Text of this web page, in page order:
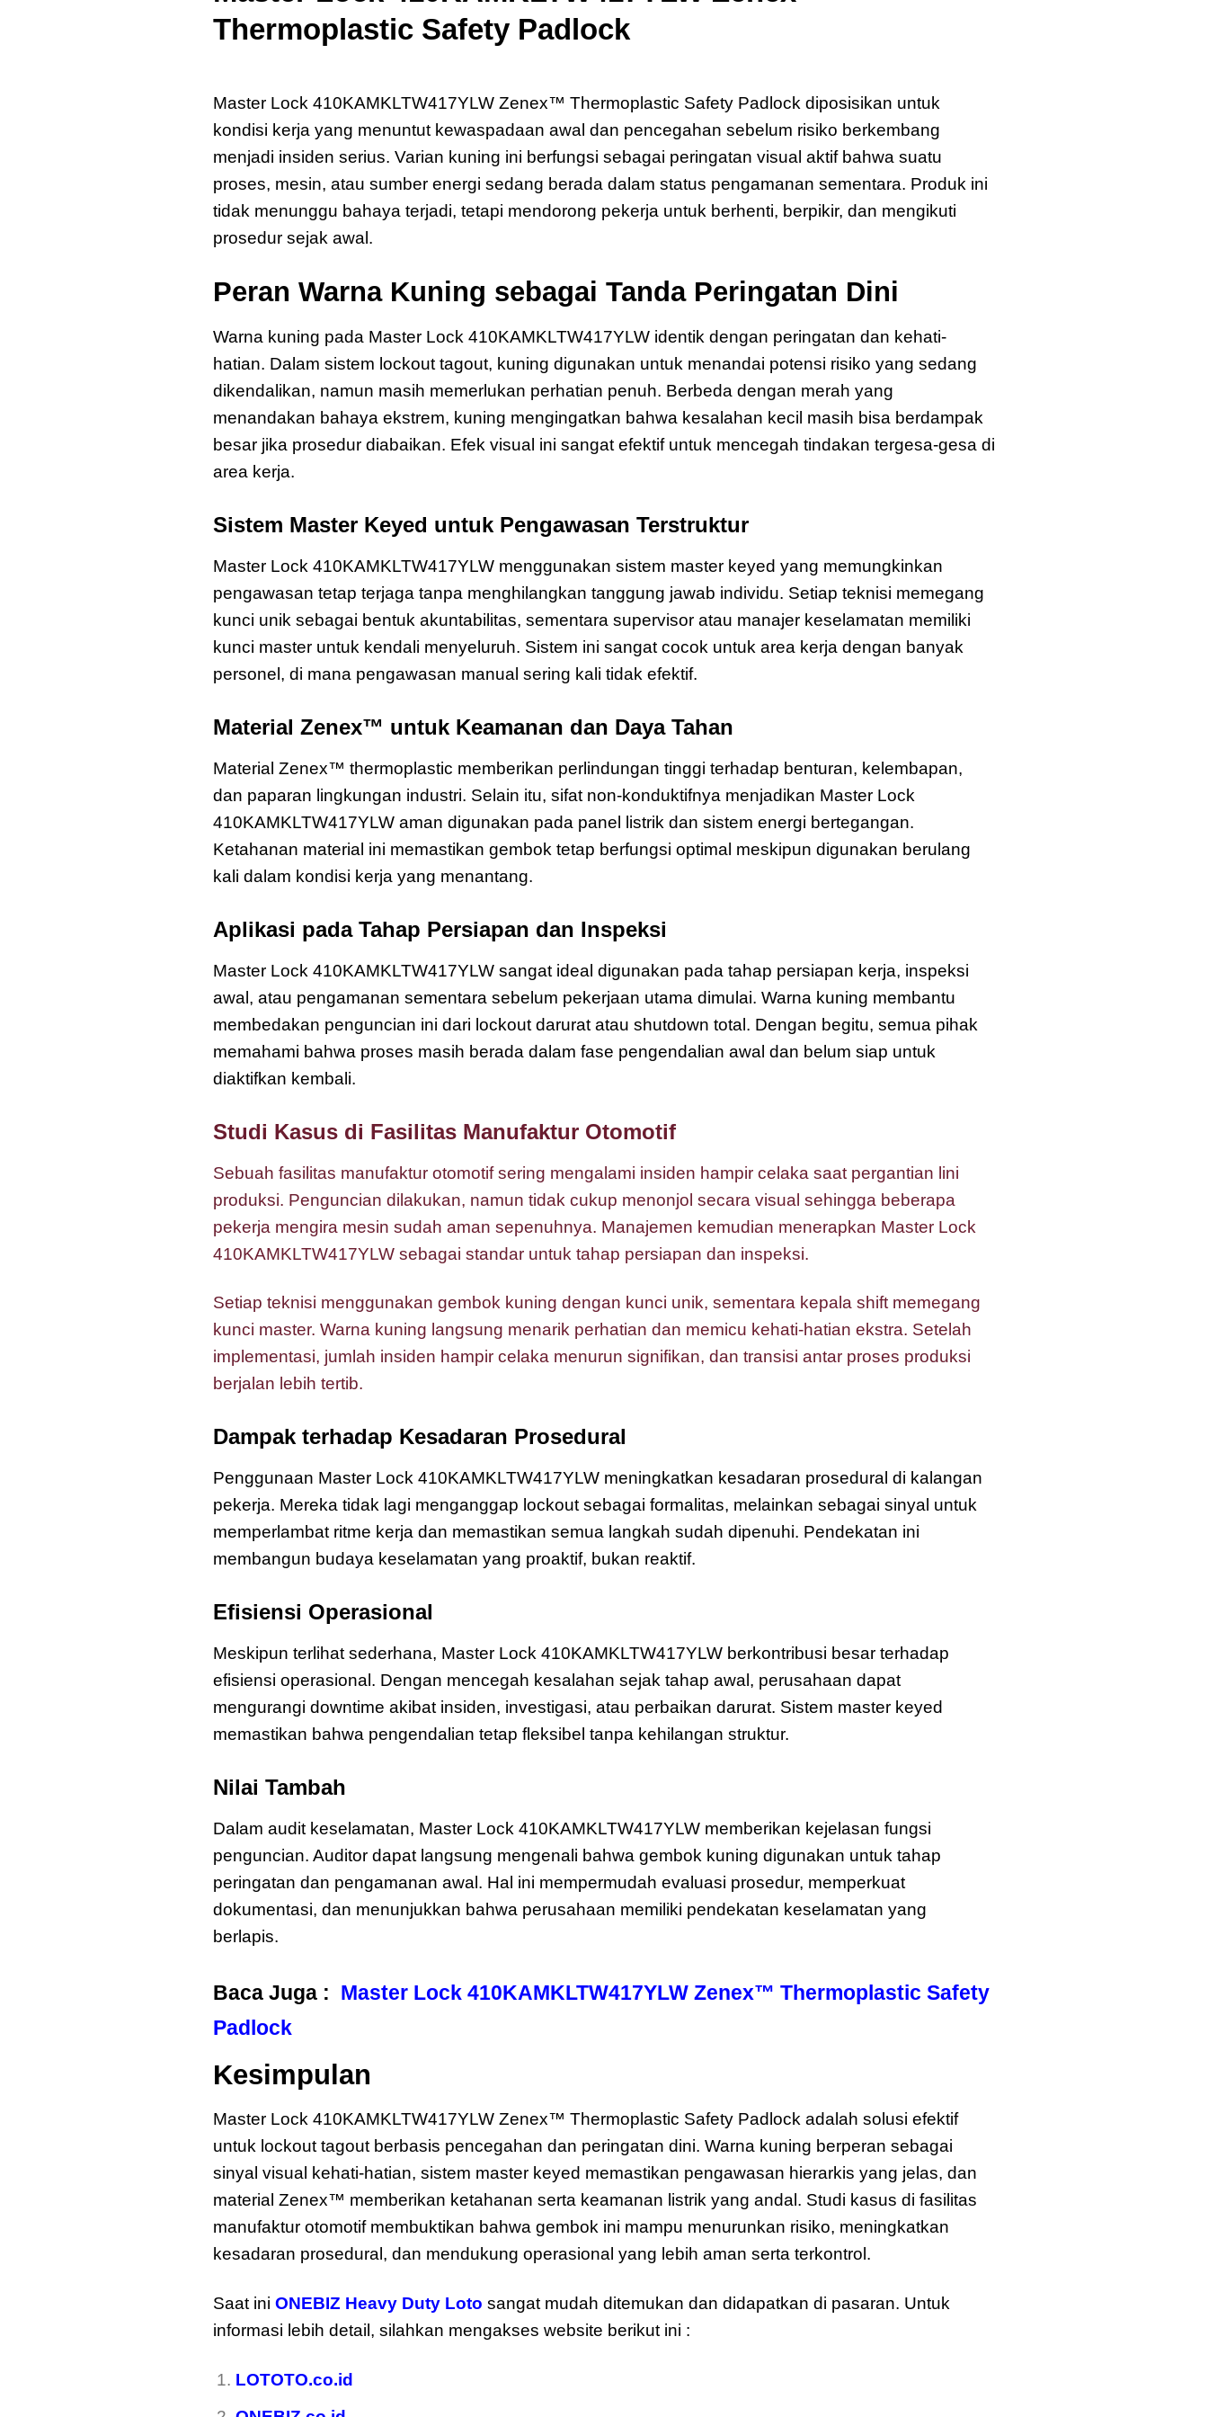
Thermoplastic Safety Padlock
Master Lock 410KAMKLTW417YLW Zenex™ Thermoplastic Safety Padlock diposisikan untuk
kondisi kerja yang menuntut kewaspadaan awal dan pencegahan sebelum risiko berkembang
menjadi insiden serius. Varian kuning ini berfungsi sebagai peringatan visual aktif bahwa suatu
proses, mesin, atau sumber energi sedang berada dalam status pengamanan sementara. Produk ini
tidak menunggu bahaya terjadi, tetapi mendorong pekerja untuk berhenti, berpikir, dan mengikuti
prosedur sejak awal.
Peran Warna Kuning sebagai Tanda Peringatan Dini
Warna kuning pada Master Lock 410KAMKLTW417YLW identik dengan peringatan dan kehati-
hatian. Dalam sistem lockout tagout, kuning digunakan untuk menandai potensi risiko yang sedang
dikendalikan, namun masih memerlukan perhatian penuh. Berbeda dengan merah yang
menandakan bahaya ekstrem, kuning mengingatkan bahwa kesalahan kecil masih bisa berdampak
besar jika prosedur diabaikan. Efek visual ini sangat efektif untuk mencegah tindakan tergesa-gesa di
area kerja.
Sistem Master Keyed untuk Pengawasan Terstruktur
Master Lock 410KAMKLTW417YLW menggunakan sistem master keyed yang memungkinkan
pengawasan tetap terjaga tanpa menghilangkan tanggung jawab individu. Setiap teknisi memegang
kunci unik sebagai bentuk akuntabilitas, sementara supervisor atau manajer keselamatan memiliki
kunci master untuk kendali menyeluruh. Sistem ini sangat cocok untuk area kerja dengan banyak
personel, di mana pengawasan manual sering kali tidak efektif.
Material Zenex™ untuk Keamanan dan Daya Tahan
Material Zenex™ thermoplastic memberikan perlindungan tinggi terhadap benturan, kelembapan,
dan paparan lingkungan industri. Selain itu, sifat non-konduktifnya menjadikan Master Lock
410KAMKLTW417YLW aman digunakan pada panel listrik dan sistem energi bertegangan.
Ketahanan material ini memastikan gembok tetap berfungsi optimal meskipun digunakan berulang
kali dalam kondisi kerja yang menantang.
Aplikasi pada Tahap Persiapan dan Inspeksi
Master Lock 410KAMKLTW417YLW sangat ideal digunakan pada tahap persiapan kerja, inspeksi
awal, atau pengamanan sementara sebelum pekerjaan utama dimulai. Warna kuning membantu
membedakan penguncian ini dari lockout darurat atau shutdown total. Dengan begitu, semua pihak
memahami bahwa proses masih berada dalam fase pengendalian awal dan belum siap untuk
diaktifkan kembali.
Studi Kasus di Fasilitas Manufaktur Otomotif
Sebuah fasilitas manufaktur otomotif sering mengalami insiden hampir celaka saat pergantian lini
produksi. Penguncian dilakukan, namun tidak cukup menonjol secara visual sehingga beberapa
pekerja mengira mesin sudah aman sepenuhnya. Manajemen kemudian menerapkan Master Lock
410KAMKLTW417YLW sebagai standar untuk tahap persiapan dan inspeksi.
Setiap teknisi menggunakan gembok kuning dengan kunci unik, sementara kepala shift memegang
kunci master. Warna kuning langsung menarik perhatian dan memicu kehati-hatian ekstra. Setelah
implementasi, jumlah insiden hampir celaka menurun signifikan, dan transisi antar proses produksi
berjalan lebih tertib.
Dampak terhadap Kesadaran Prosedural
Penggunaan Master Lock 410KAMKLTW417YLW meningkatkan kesadaran prosedural di kalangan
pekerja. Mereka tidak lagi menganggap lockout sebagai formalitas, melainkan sebagai sinyal untuk
memperlambat ritme kerja dan memastikan semua langkah sudah dipenuhi. Pendekatan ini
membangun budaya keselamatan yang proaktif, bukan reaktif.
Efisiensi Operasional
Meskipun terlihat sederhana, Master Lock 410KAMKLTW417YLW berkontribusi besar terhadap
efisiensi operasional. Dengan mencegah kesalahan sejak tahap awal, perusahaan dapat
mengurangi downtime akibat insiden, investigasi, atau perbaikan darurat. Sistem master keyed
memastikan bahwa pengendalian tetap fleksibel tanpa kehilangan struktur.
Nilai Tambah
Dalam audit keselamatan, Master Lock 410KAMKLTW417YLW memberikan kejelasan fungsi
penguncian. Auditor dapat langsung mengenali bahwa gembok kuning digunakan untuk tahap
peringatan dan pengamanan awal. Hal ini mempermudah evaluasi prosedur, memperkuat
dokumentasi, dan menunjukkan bahwa perusahaan memiliki pendekatan keselamatan yang
berlapis.
Baca Juga : Master Lock 410KAMKLTW417YLW Zenex™ Thermoplastic Safety
Padlock
Kesimpulan
Master Lock 410KAMKLTW417YLW Zenex™ Thermoplastic Safety Padlock adalah solusi efektif
untuk lockout tagout berbasis pencegahan dan peringatan dini. Warna kuning berperan sebagai
sinyal visual kehati-hatian, sistem master keyed memastikan pengawasan hierarkis yang jelas, dan
material Zenex™ memberikan ketahanan serta keamanan listrik yang andal. Studi kasus di fasilitas
manufaktur otomotif membuktikan bahwa gembok ini mampu menurunkan risiko, meningkatkan
kesadaran prosedural, dan mendukung operasional yang lebih aman serta terkontrol.
Saat ini ONEBIZ Heavy Duty Loto sangat mudah ditemukan dan didapatkan di pasaran. Untuk
informasi lebih detail, silahkan mengakses website berikut ini :
LOTOTO.co.id